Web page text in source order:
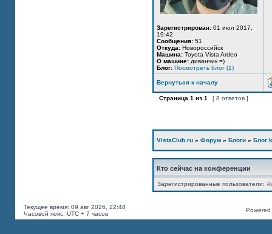
Зарегистрирован: 01 июл 2017,
19:42
Сообщения: 51
Откуда: Новороссийск
Машина: Toyota Vista Ardeo
О машине: диванчик =)
Блог: Посмотреть блог (1)
Вернуться к началу
Страница 1 из 1 [ 8 ответов ]
VistaClub.ru » Форум » Блоги » Блог
Кто сейчас на конференции
Зарегистрированные пользователи:
Текущее время: 09 авг 2026, 22:48
Часовой пояс: UTC + 7 часов